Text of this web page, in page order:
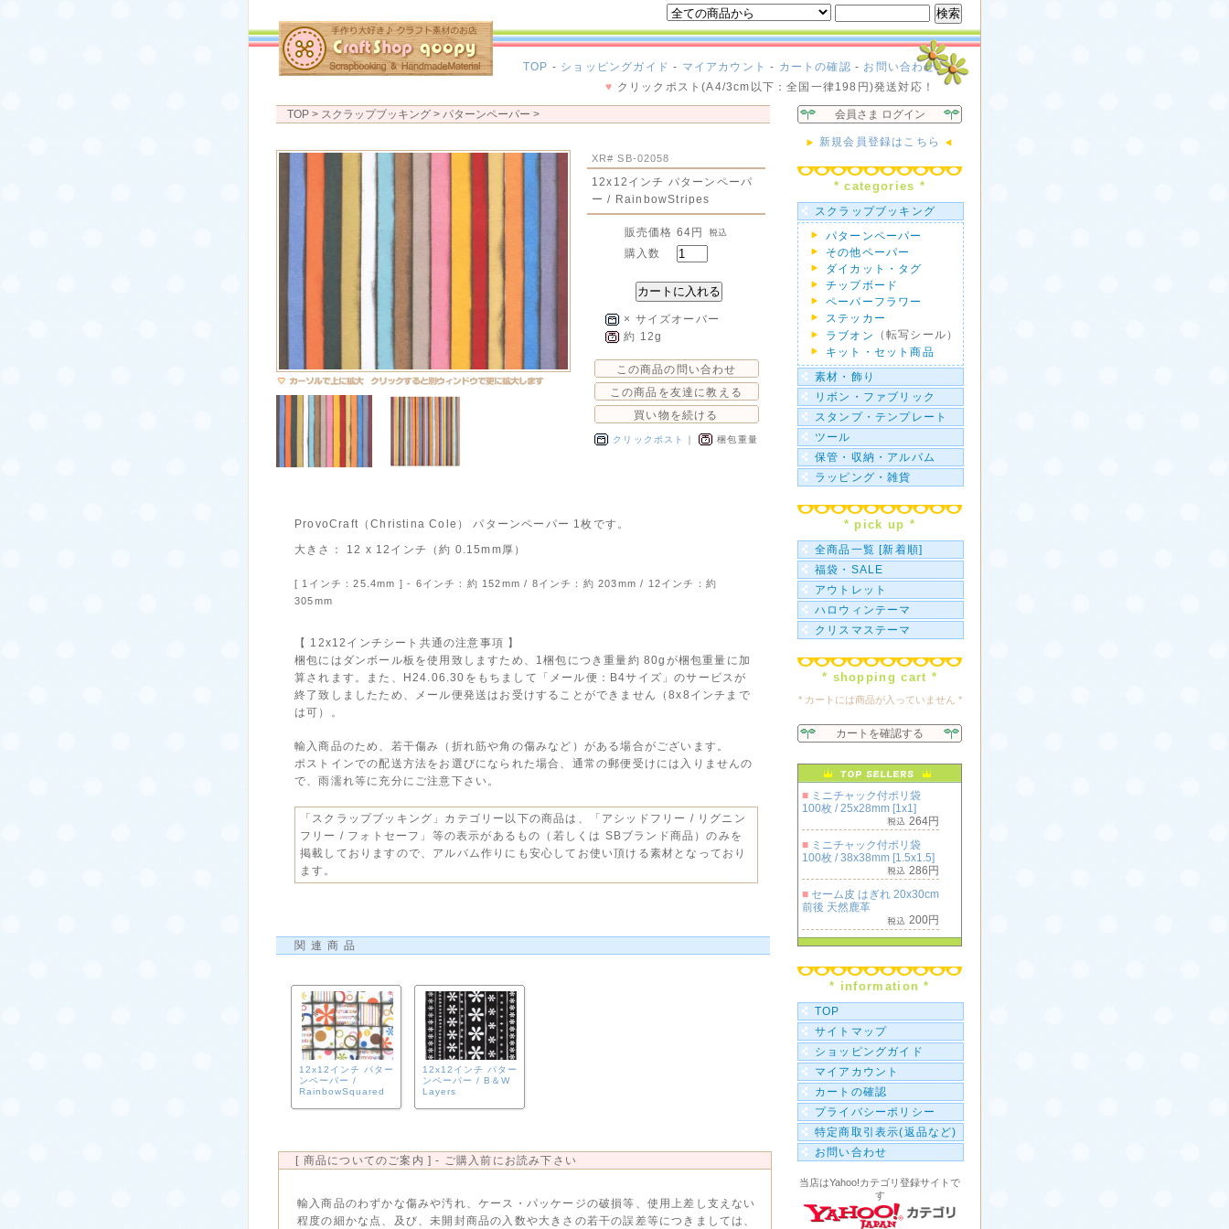
TOP - ショッピングガイド - マイアカウント - カートの確認 - お問い合わせ
♥ クリックポスト(A4/3cm以下：全国一律198円)発送対応！
TOP > スクラップブッキング > パターンペーパー >
XR# SB-02058
12x12インチ パターンペーパ
ー / RainbowStripes
販売価格 64円
購入数
× サイズオーバー
約 12g
この商品の問い合わせ
この商品を友達に教える
買い物を続ける
クリックポスト ｜ 梱包重量
ProvoCraft（Christina Cole） パターンペーパー 1枚です。
大きさ： 12 x 12インチ（約 0.15mm厚）
[ 1インチ：25.4mm ] - 6インチ：約 152mm / 8インチ：約 203mm / 12インチ：約
305mm
【 12x12インチシート共通の注意事項 】
梱包にはダンボール板を使用致しますため、1梱包につき重量約 80gが梱包重量に加
算されます。また、H24.06.30をもちまして「メール便：B4サイズ」のサービスが
終了致しましたため、メール便発送はお受けすることができません（8x8インチまで
は可）。
輸入商品のため、若干傷み（折れ筋や角の傷みなど）がある場合がございます。
ポストインでの配送方法をお選びになられた場合、通常の郵便受けには入りませんの
で、雨濡れ等に充分にご注意下さい。
「スクラップブッキング」カテゴリー以下の商品は、「アシッドフリー / リグニン
フリー / フォトセーフ」等の表示があるもの（若しくは SBブランド商品）のみを
掲載しておりますので、アルバム作りにも安心してお使い頂ける素材となっており
ます。
関連商品
12x12インチ パター
ンペーパー /
RainbowSquared
12x12インチ パター
ンペーパー / B＆W
Layers
[ 商品についてのご案内 ] - ご購入前にお読み下さい
輸入商品のわずかな傷みや汚れ、ケース・パッケージの破損等、使用上差し支えない
程度の細かな点、及び、未開封商品の入数や大きさの若干の誤差等につきましては、
会員さま ログイン
新規会員登録はこちら
* categories *
スクラップブッキング
パターンペーパー
その他ペーパー
ダイカット・タグ
チップボード
ペーパーフラワー
ステッカー
ラブオン
（転写シール）
キット・セット商品
素材・飾り
リボン・ファブリック
スタンプ・テンプレート
ツール
保管・収納・アルバム
ラッピング・雑貨
* pick up *
全商品一覧 [新着順]
福袋・SALE
アウトレット
ハロウィンテーマ
クリスマステーマ
* shopping cart *
* カートには商品が入っていません *
カートを確認する
■ ミニチャック付ポリ袋
100枚 / 25x28mm [1x1]
264円
■ ミニチャック付ポリ袋
100枚 / 38x38mm [1.5x1.5]
286円
■ セーム皮 はぎれ 20x30cm
前後 天然鹿革
200円
■ミニチャック付ポリ袋
396円
■横長 ミニチャック付ポリ
袋 100枚 / 50x25mm [2x1]
* information *
TOP
サイトマップ
ショッピングガイド
マイアカウント
カートの確認
プライバシーポリシー
特定商取引表示(返品など)
お問い合わせ
当店はYahoo!カテゴリ登録サイトで
す